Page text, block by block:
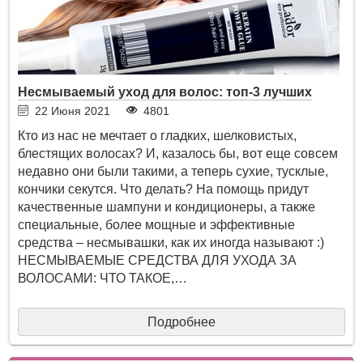
Несмываемый уход для волос: топ-3 лучших
22 Июня 2021 4801
Кто из нас не мечтает о гладких, шелковистых,
блестящих волосах? И, казалось бы, вот еще совсем
недавно они были такими, а теперь сухие, тусклые,
кончики секутся. Что делать? На помощь придут
качественные шампуни и кондиционеры, а также
специальные, более мощные и эффективные
средства – несмывашки, как их иногда называют :)
НЕСМЫВАЕМЫЕ СРЕДСТВА ДЛЯ УХОДА ЗА
ВОЛОСАМИ: ЧТО ТАКОЕ,…
Подробнее